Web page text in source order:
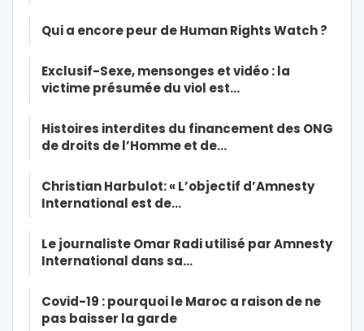
Qui a encore peur de Human Rights Watch ?
Exclusif-Sexe, mensonges et vidéo : la
victime présumée du viol est…
Histoires interdites du financement des ONG
de droits de l’Homme et de…
Christian Harbulot: « L’objectif d’Amnesty
International est de…
Le journaliste Omar Radi utilisé par Amnesty
International dans sa…
Covid-19 : pourquoi le Maroc a raison de ne
pas baisser la garde